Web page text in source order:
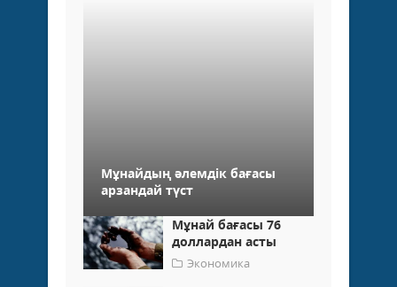
Мұнайдың әлемдік бағасы
арзандай түст
Мұнай бағасы 76
доллардан асты
Экономика